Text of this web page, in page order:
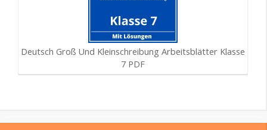
Deutsch Groß Und Kleinschreibung Arbeitsblätter Klasse
7 PDF